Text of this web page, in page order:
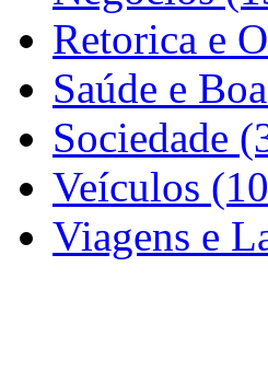
Retorica e
Saúde e
Sociedade
Veículos
Viagens e